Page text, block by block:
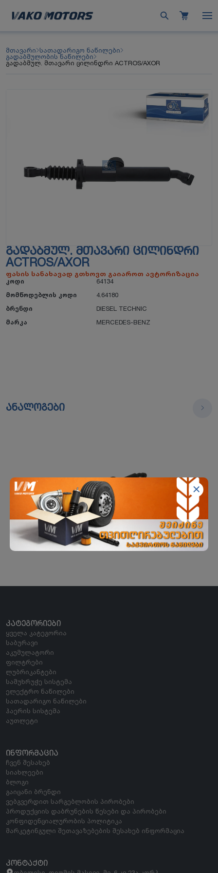
მთავარი სათადარიგო ნაწილები
გადაბმულობის ნაწილები
გადაბმულ. მთავარი ცილინდრი ACTROS/AXOR
ᲒᲐᲓᲐᲑᲛᲣᲚ. ᲛᲗᲐᲕᲐᲠᲘ ᲪᲘᲚᲘᲜᲓᲠᲘ
ACTROS/AXOR
ფასის სანახავად გთხოვთ გაიაროთ ავტორიზაცია
კოდი
64134
მომწოდებლის კოდი
4.64180
ბრენდი
DIESEL TECHNIC
მარკა
MERCEDES-BENZ
ანალოგები
გადაბმულობის მთავარი ცილინდრი
FEBI
ᲙᲐᲢᲔᲒᲝᲠᲘᲔᲑᲘ
ყველა კატეგორია
საბურავი
აკუმულატორი
ფილტრები
ლუბრიკანტები
სამუხრუჭე სისტემა
ელექტრო ნაწილები
სათადარიგო ნაწილები
ჰაერის სისტემა
აუთლეტი
ᲘᲜᲤᲝᲠᲛᲐᲪᲘᲐ
ჩვენ შესახებ
სიახლეები
ბლოგი
გაიცანი ბრენდი
ვებგვერდით სარგებლობის პირობები
პროდუქციის დაბრუნების წესები და პირობები
კონფიდენციალურობის პოლიტიკა
მარკეტინგული შეთავაზებების შესახებ ინფორმაცია
ᲙᲝᲜᲢᲐᲥᲢᲘ